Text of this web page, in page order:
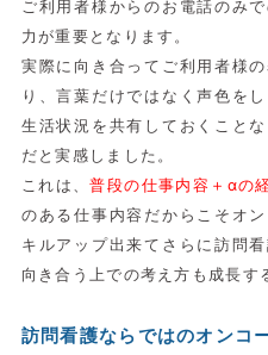
ご利用者様からのお電話のみ
力が重要となります。
実際に向き合ってご利用者様
り、言葉だけではなく声色を
生活状況を共有しておくこと
だと実感しました。
これは、普段の仕事内容＋αの
のある仕事内容だからこそオ
キルアップ出来てさらに訪問
向き合う上での考え方も成長す
訪問看護ならではのオンコ